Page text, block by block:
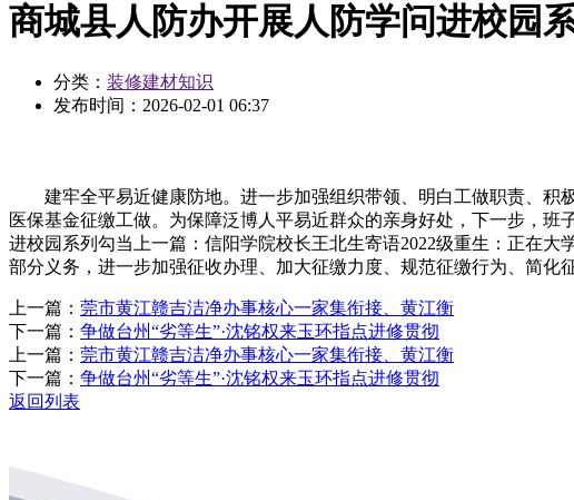
商城县人防办开展人防学问进校园
分类： 装修建材知识
发布时间： 2026-02-01 06:37
建牢全平易近健康防地。进一步加强组织带领、明白工做职责、积
医保基金征缴工做。为保障泛博人平易近群众的亲身好处，下一步，
进校园系列勾当上一篇：信阳学院校长王北生寄语2022级重生：正在
部分义务，进一步加强征收办理、加大征缴力度、规范征缴行为、简化
上一篇： 莞市黄江赣吉洁净办事核心一家集衔接、黄江衡
下一篇： 争做台州“劣等生”·沈铭权来玉环指点进修贯彻
上一篇： 莞市黄江赣吉洁净办事核心一家集衔接、黄江衡
下一篇： 争做台州“劣等生”·沈铭权来玉环指点进修贯彻
返回列表